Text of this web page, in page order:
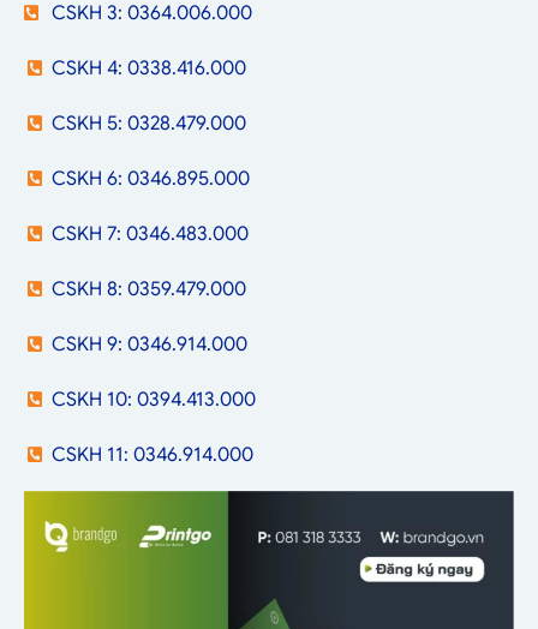
CSKH 3: 0364.006.000
CSKH 4: 0338.416.000
CSKH 5: 0328.479.000
CSKH 6: 0346.895.000
CSKH 7: 0346.483.000
CSKH 8: 0359.479.000
CSKH 9: 0346.914.000
CSKH 10: 0394.413.000
CSKH 11: 0346.914.000